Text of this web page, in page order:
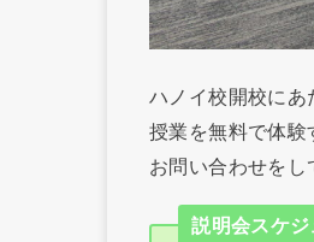
ハノイ校開校にあ
授業を無料で体験
お問い合わせをし
説明会スケジ